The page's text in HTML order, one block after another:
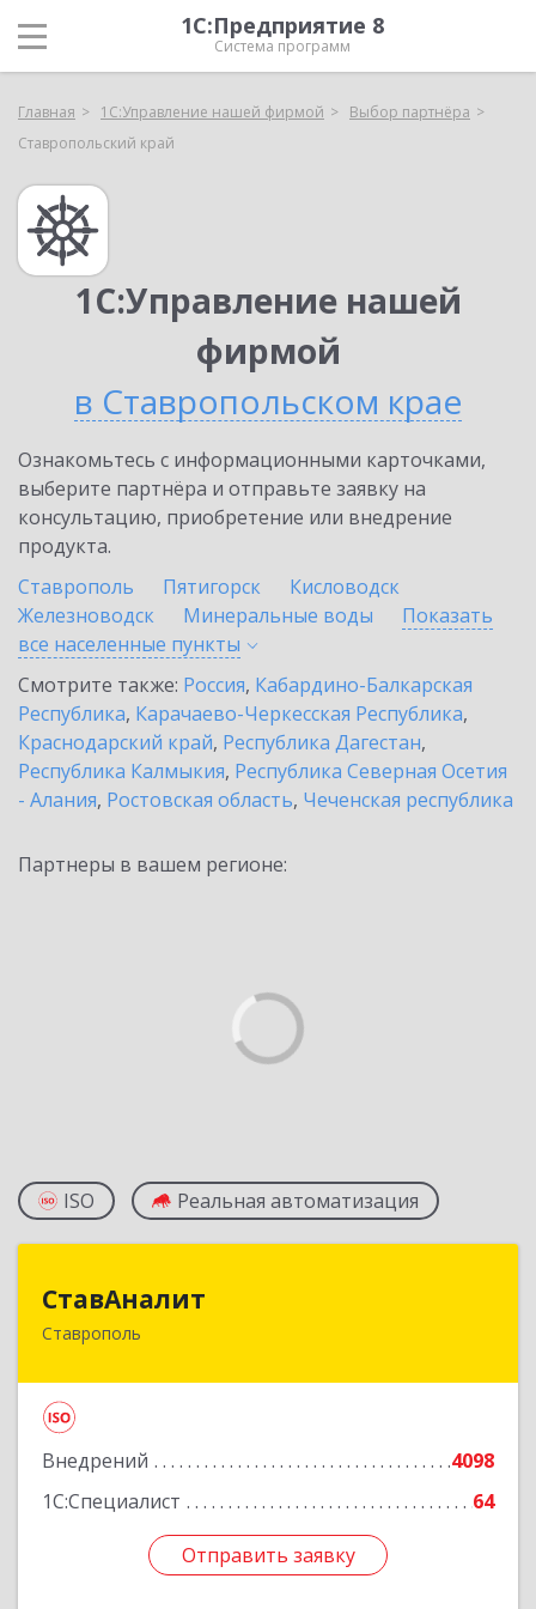
1С:Предприятие 8
Система программ
Главная 1С:Управление нашей фирмой
Выбор партнёра
Ставропольский край
1С:Управление нашей
фирмой
в Ставропольском крае
Ознакомьтесь с информационными карточками,
выберите партнёра и отправьте заявку на
консультацию, приобретение или внедрение
продукта.
Ставрополь
Пятигорск
Кисловодск
Железноводск
Минеральные воды
Показать
все населенные пункты
Смотрите также: Россия, Кабардино-Балкарская
Республика, Карачаево-Черкесская Республика,
Краснодарский край, Республика Дагестан,
Республика Калмыкия, Республика Северная Осетия
- Алания, Ростовская область, Чеченская республика
Партнеры в вашем регионе:
ISO Реальная автоматизация
СтавАналит
Ставрополь
Внедрений
4098
1С:Специалист
64
Отправить заявку
355045, Ставропольский край, Ставрополь г,
Отправить заявку